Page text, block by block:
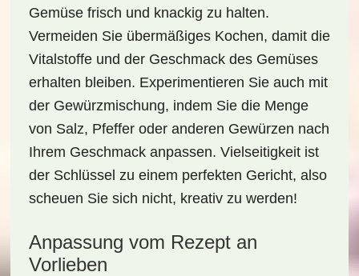
Gemüse frisch und knackig zu halten.
Vermeiden Sie übermäßiges Kochen, damit die
Vitalstoffe und der Geschmack des Gemüses
erhalten bleiben. Experimentieren Sie auch mit
der Gewürzmischung, indem Sie die Menge
von Salz, Pfeffer oder anderen Gewürzen nach
Ihrem Geschmack anpassen. Vielseitigkeit ist
der Schlüssel zu einem perfekten Gericht, also
scheuen Sie sich nicht, kreativ zu werden!
Anpassung vom Rezept an
Vorlieben